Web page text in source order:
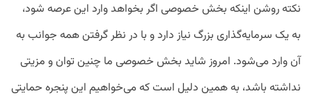
نکته روشن اینکه بخش خصوصی اگر بخواهد وارد این عرصه شود،
به یک سرمایه‌گذاری بزرگ نیاز دارد و با در نظر گرفتن همه جوانب به
آن وارد می‌شود. امروز شاید بخش خصوصی ما چنین توان و مزیتی
نداشته باشد، به همین دلیل است که می‌خواهیم این پنجره حمایتی